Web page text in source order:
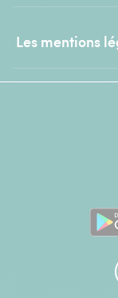
Les mentions